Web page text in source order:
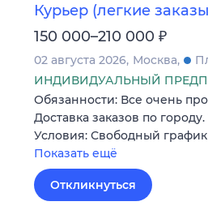
Курьер (легкие
150 000–210 000 ₽
02 августа 2026 Москва
ИНДИВИДУАЛЬНЫЙ
Обязанности: Все очень
Доставка заказов по
Условия: Свободный
Показать ещё
Откликнуться